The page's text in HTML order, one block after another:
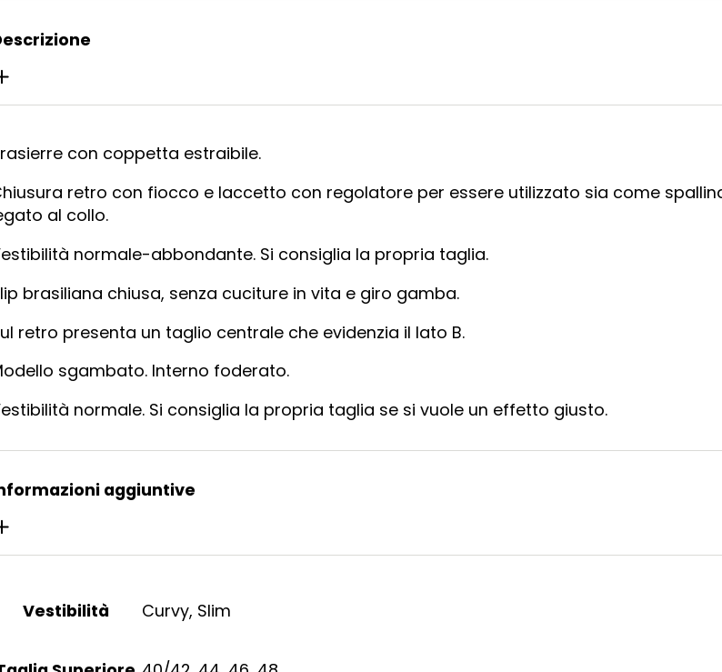
con coppetta estraibile.
retro con fiocco e laccetto con regolatore per essere utilizzato sia come
al collo.
normale-abbondante. Si consiglia la propria taglia.
brasiliana chiusa, senza cuciture in vita e giro gamba.
retro presenta un taglio centrale che evidenzia il lato B.
sgambato. Interno foderato.
normale. Si consiglia la propria taglia se si vuole un effetto giusto.
aggiuntive
Vestibilità Curvy, Slim